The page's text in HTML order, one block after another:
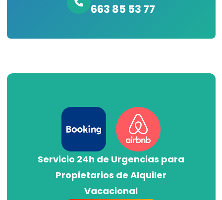
663 85 53 77
Servicio 24h de Urgencias para
Propietarios de Alquiler
Vacacional